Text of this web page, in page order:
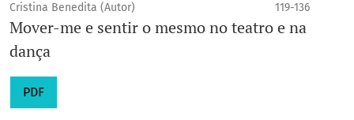
Cristina Benedita (Autor) 119-136
Mover-me e sentir o mesmo no teatro e na
dança
PDF